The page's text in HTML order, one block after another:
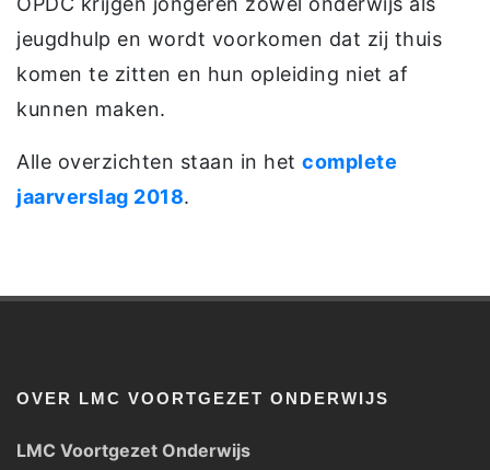
jeugdhulp en wordt voorkomen dat zij thuis
komen te zitten en hun opleiding niet af
kunnen maken.
Alle overzichten staan in het complete
jaarverslag 2018.
OVER LMC VOORTGEZET ONDERWIJS
LMC Voortgezet Onderwijs